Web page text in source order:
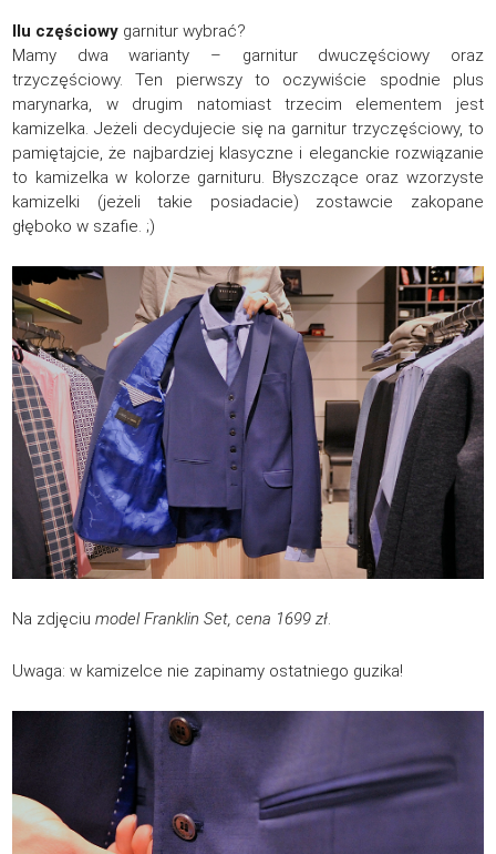
Ilu częściowy garnitur wybrać?
Mamy dwa warianty – garnitur dwuczęściowy oraz
trzyczęściowy. Ten pierwszy to oczywiście spodnie plus
marynarka, w drugim natomiast trzecim elementem jest
kamizelka. Jeżeli decydujecie się na garnitur trzyczęściowy, to
pamiętajcie, że najbardziej klasyczne i eleganckie rozwiązanie
to kamizelka w kolorze garnituru. Błyszczące oraz wzorzyste
kamizelki (jeżeli takie posiadacie) zostawcie zakopane
głęboko w szafie. ;)
Na zdjęciumodel Franklin Set, cena 1699 zł.
Uwaga: w kamizelce nie zapinamy ostatniego guzika!